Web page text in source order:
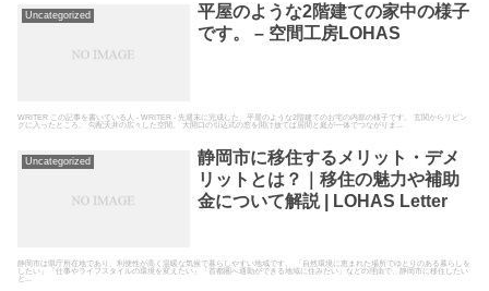
Uncategorized
平屋のような2階建ての家中の様子
です。 – 空間工房LOHAS
WRITER この記事を書いている人 - WRITER - 先週末に完成した、平屋のような2階建てのお宅の内部の様子です。 玄関からリビン
グに入ったところ。 勾配天井の広々した空間。 大開口の引込式の窓を開け放てば居間と庭が一体でつながりま...
Uncategorized
静岡市に移住するメリット・デメ
リットとは？｜移住の魅力や補助
金について解説 | LOHAS Letter
静岡市は県庁所在地であり、利便性が高く温暖な気候で暮らしやすい地域です。 「自然環境に恵まれた場所でゆとりのある暮らしを
したい」「仕事やライフスタイルの環境を変えたい」「首都圏へ通勤ができる地域に住みたい」などの理由で、静岡市に移住したい
と...